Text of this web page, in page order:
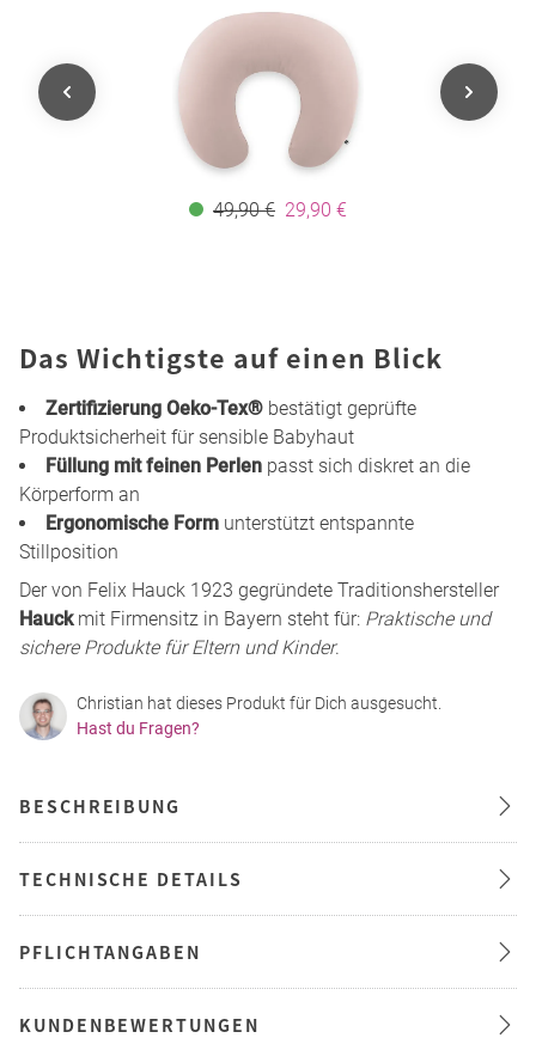
49,90 € 29,90 €
Das Wichtigste auf einen Blick
Zertifizierung Oeko-Tex® bestätigt geprüfte
Produktsicherheit für sensible Babyhaut
Füllung mit feinen Perlen passt sich diskret an die
Körperform an
Ergonomische Form unterstützt entspannte
Stillposition
Der von Felix Hauck 1923 gegründete Traditionshersteller
Hauckmit Firmensitz in Bayern steht für: Praktische und
sichere Produkte für Eltern und Kinder.
Christian hat dieses Produkt für Dich ausgesucht.
Hast du Fragen?
BESCHREIBUNG
TECHNISCHE DETAILS
PFLICHTANGABEN
KUNDENBEWERTUNGEN